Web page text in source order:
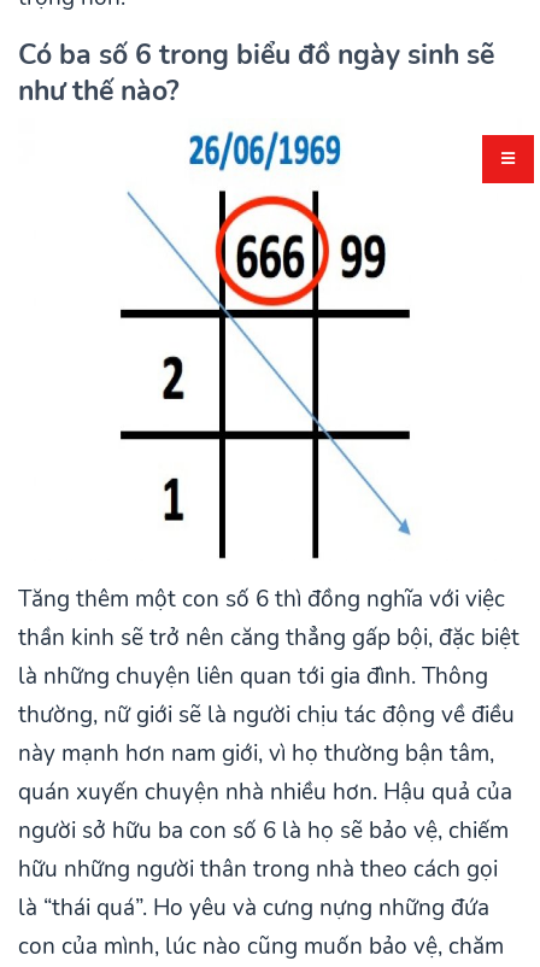
Có ba số 6 trong biểu đồ ngày sinh sẽ
như thế nào?
Tăng thêm một con số 6 thì đồng nghĩa với việc
thần kinh sẽ trở nên căng thẳng gấp bội, đặc biệt
là những chuyện liên quan tới gia đình. Thông
thường, nữ giới sẽ là người chịu tác động về điều
này mạnh hơn nam giới, vì họ thường bận tâm,
quán xuyến chuyện nhà nhiều hơn. Hậu quả của
người sở hữu ba con số 6 là họ sẽ bảo vệ, chiếm
hữu những người thân trong nhà theo cách gọi
là “thái quá”. Ho yêu và cưng nựng những đứa
con của mình, lúc nào cũng muốn bảo vệ, chăm